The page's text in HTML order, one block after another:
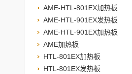
AME-HTL-801EX加热板
AME-HTL-901EX发热板
AME-HTL-901EX加热板
AME加热板
HTL-801EX加热板
HTL-801EX发热板